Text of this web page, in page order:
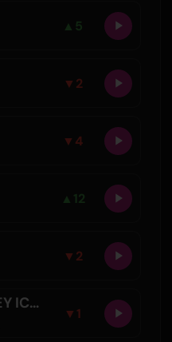
▲ 5
▼ 2
▼ 4
▲ 12
▼ 2
SUGAR HONEY ICE TEA
▼ 1